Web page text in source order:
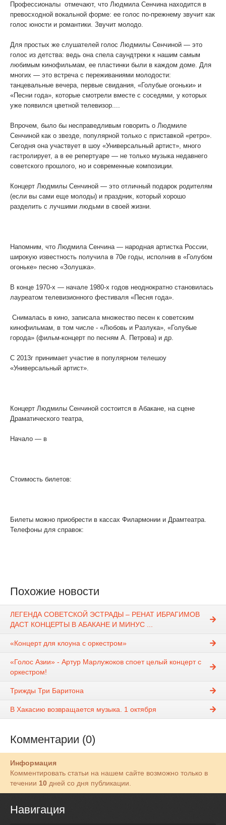
Профессионалы отмечают, что Людмила Сенчина находится в
превосходной вокальной форме: ее голос по-прежнему звучит как
голос юности и романтики. Звучит молодо.
Для простых же слушателей голос Людмилы Сенчиной — это
голос из детства: ведь она спела саундтреки к нашим самым
любимым кинофильмам, ее пластинки были в каждом доме. Для
многих — это встреча с переживаниями молодости:
танцевальные вечера, первые свидания, «Голубые огоньки» и
«Песни года», которые смотрели вместе с соседями, у которых
уже появился цветной телевизор....
Впрочем, было бы несправедливым говорить о Людмиле
Сенчиной как о звезде, популярной только с приставкой «ретро».
Сегодня она участвует в шоу «Универсальный артист», много
гастролирует, а в ее репертуаре — не только музыка недавнего
советского прошлого, но и современные композиции.
Концерт Людмилы Сенчиной — это отличный подарок родителям
(если вы сами еще молоды) и праздник, который хорошо
разделить с лучшими людьми в своей жизни.
Напомним, что Людмила Сенчина — народная артистка России,
широкую известность получила в 70е годы, исполнив в «Голубом
огоньке» песню «Золушка».
В конце 1970-х — начале 1980-х годов неоднократно становилась
лауреатом телевизионного фестиваля «Песня года».
Снималась в кино, записала множество песен к советским
кинофильмам, в том числе - «Любовь и Разлука», «Голубые
города» (фильм-концерт по песням А. Петрова) и др.
С 2013г принимает участие в популярном телешоу
«Универсальный артист».
Концерт Людмилы Сенчиной состоится в Абакане, на сцене
Драматического театра,
Начало — в
Стоимость билетов:
Билеты можно приобрести в кассах Филармонии и Драмтеатра.
Телефоны для справок:
Похожие новости
ЛЕГЕНДА СОВЕТСКОЙ ЭСТРАДЫ – РЕНАТ ИБРАГИМОВ
ДАСТ КОНЦЕРТЫ В АБАКАНЕ И МИНУС ...
«Концерт для клоуна с оркестром»
«Голос Азии» - Артур Марлужоков споет целый концерт с
оркестром!
Трижды Три Баритона
В Хакасию возвращается музыка. 1 октября
Комментарии (0)
Информация
Комментировать статьи на нашем сайте возможно только в
течении 10 дней со дня публикации.
Навигация